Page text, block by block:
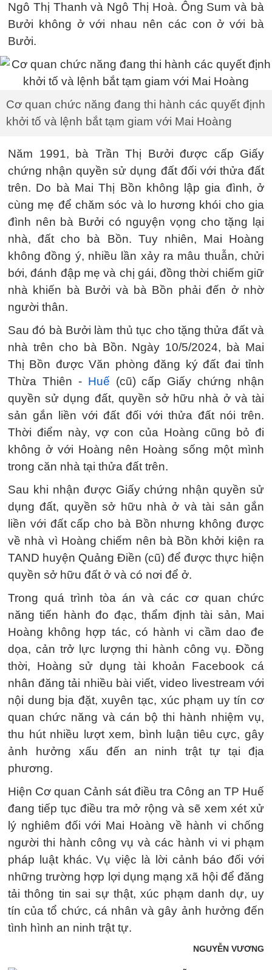
Ngô Thị Thanh và Ngô Thị Hoà. Ông Sum và bà
Bưởi không ở với nhau nên các con ở với bà
Bưởi.
Cơ quan chức năng đang thi hành các quyết định
khởi tố và lệnh bắt tạm giam với Mai Hoàng
Năm 1991, bà Trần Thị Bưởi được cấp Giấy
chứng nhận quyền sử dụng đất đối với thửa đất
trên. Do bà Mai Thị Bồn không lập gia đình, ở
cùng mẹ để chăm sóc và lo hương khói cho gia
đình nên bà Bưởi có nguyện vọng cho tặng lại
nhà, đất cho bà Bồn. Tuy nhiên, Mai Hoàng
không đồng ý, nhiều lần xảy ra mâu thuẫn, chửi
bới, đánh đập mẹ và chị gái, đồng thời chiếm giữ
nhà khiến bà Bưởi và bà Bồn phải đến ở nhờ
người thân.
Sau đó bà Bưởi làm thủ tục cho tặng thửa đất và
nhà trên cho bà Bồn. Ngày 10/5/2024, bà Mai
Thị Bồn được Văn phòng đăng ký đất đai tỉnh
Thừa Thiên - Huế (cũ) cấp Giấy chứng nhận
quyền sử dụng đất, quyền sở hữu nhà ở và tài
sản gắn liền với đất đối với thửa đất nói trên.
Thời điểm này, vợ con của Hoàng cũng bỏ đi
không ở với Hoàng nên Hoàng sống một mình
trong căn nhà tại thửa đất trên.
Sau khi nhận được Giấy chứng nhận quyền sử
dụng đất, quyền sở hữu nhà ở và tài sản gắn
liền với đất cấp cho bà Bồn nhưng không được
về nhà vì Hoàng chiếm nên bà Bồn khởi kiện ra
TAND huyện Quảng Điền (cũ) để được thực hiện
quyền sở hữu đất ở và có nơi để ở.
Trong quá trình tòa án và các cơ quan chức
năng tiến hành đo đạc, thẩm định tài sản, Mai
Hoàng không hợp tác, có hành vi cầm dao đe
dọa, cản trở lực lượng thi hành công vụ. Đồng
thời, Hoàng sử dụng tài khoản Facebook cá
nhân đăng tải nhiều bài viết, video livestream với
nội dung bịa đặt, xuyên tạc, xúc phạm uy tín cơ
quan chức năng và cán bộ thi hành nhiệm vụ,
thu hút nhiều lượt xem, bình luận tiêu cực, gây
ảnh hưởng xấu đến an ninh trật tự tại địa
phương.
Hiện Cơ quan Cảnh sát điều tra Công an TP Huế
đang tiếp tục điều tra mở rộng và sẽ xem xét xử
lý nghiêm đối với Mai Hoàng về hành vi chống
người thi hành công vụ và các hành vi vi phạm
pháp luật khác. Vụ việc là lời cảnh báo đối với
những trường hợp lợi dụng mạng xã hội để đăng
tải thông tin sai sự thật, xúc phạm danh dự, uy
tín của tổ chức, cá nhân và gây ảnh hưởng đến
tình hình an ninh trật tự.
NGUYỄN VƯƠNG